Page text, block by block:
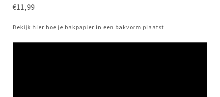
€11,99
Bekijk hier hoe je bakpapier in een bakvorm plaatst